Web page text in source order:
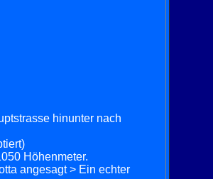
hinunter nach
Höhenmeter.
angesagt > Ein echter